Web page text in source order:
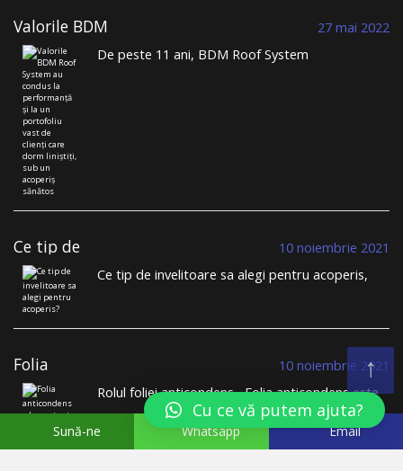
Valorile BDM
Roof System au
condus la
performanță și la
un portofoliu
vast de clienți
care dorm
liniștiți, sub un
acoperiș sănătos
27 mai 2022
De peste 11 ani, BDM Roof System
Ce tip de
invelitoare sa
alegi pentru
acoperis?
10 noiembrie 2021
Ce tip de invelitoare sa alegi pentru acoperis,
cand iti planificai schimbarea invelitorii vechi, ai
trecut prin provocarea alegerii sistemului de
Continuă să citești→
Folia
anticondens –
Importanta, rol,
parametri de
performanta
10 noiembrie 2021
Rolul foliei anticondens Folia anticondens este
o componenta esentiala pentru sistemele de
invelitoare. Constatam ca in procesul de selectie
a ofertelor pentru sistemul de acoperis clientii
Sună-ne Whatsapp Email
↑
Cu ce vă putem ajuta?